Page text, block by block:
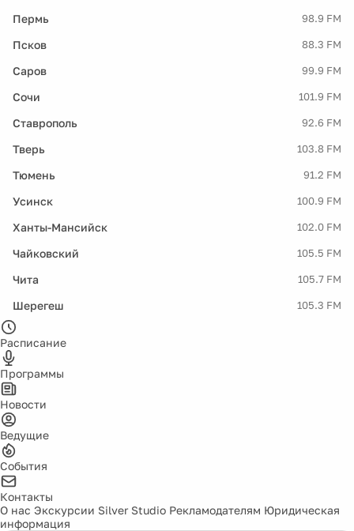
Пермь 98.9 FM
Псков 88.3 FM
Саров 99.9 FM
Сочи 101.9 FM
Ставрополь 92.6 FM
Тверь 103.8 FM
Тюмень 91.2 FM
Усинск 100.9 FM
Ханты-Мансийск 102.0 FM
Чайковский 105.5 FM
Чита 105.7 FM
Шерегеш 105.3 FM
Расписание
Программы
Новости
Ведущие
События
Контакты
О нас Экскурсии Silver Studio Рекламодателям Юридическая
информация